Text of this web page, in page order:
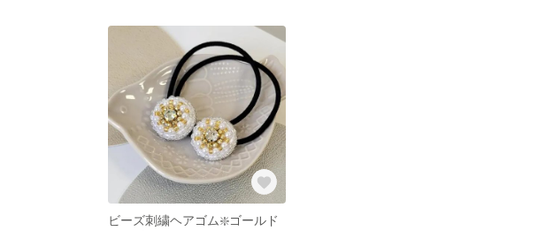
ビーズ刺繍ヘアゴム❇️ゴールド